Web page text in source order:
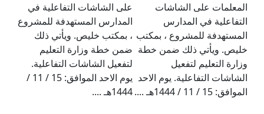
المعلمات على الشاشات
التفاعلية في المدارس
المستهدفة للمشروع ، بمكتب
خليص. ويأتي ذلك ضمن خطة
وزارة التعليم لتفعيل
الشاشات التفاعلية. يوم الاحد
الموافق: 15 / 11 / 1444هـ ....
على الشاشات التفاعلية في
المدارس المستهدفة للمشروع
، بمكتب خليص. ويأتي ذلك
ضمن خطة وزارة التعليم
لتفعيل الشاشات التفاعلية.
يوم الاحد الموافق: 15 / 11 /
1444هـ ....